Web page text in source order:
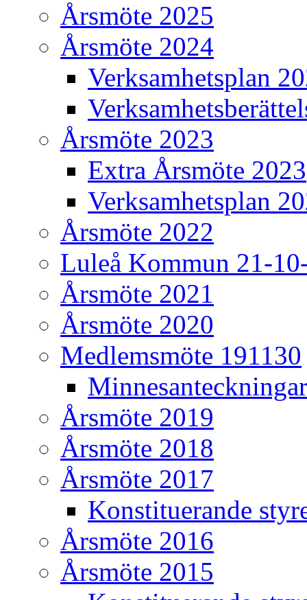
Årsmöte 2025
Årsmöte 2024
Verksamhetsplan
Årsmöte 2023
Extra Årsmöte 2023
Verksamhetsplan
Årsmöte 2022
Luleå Kommun 21-
Årsmöte 2021
Årsmöte 2020
Medlemsmöte 191130
Minnesanteckningar
Årsmöte 2019
Årsmöte 2018
Årsmöte 2017
Konstituerande
Årsmöte 2016
Årsmöte 2015